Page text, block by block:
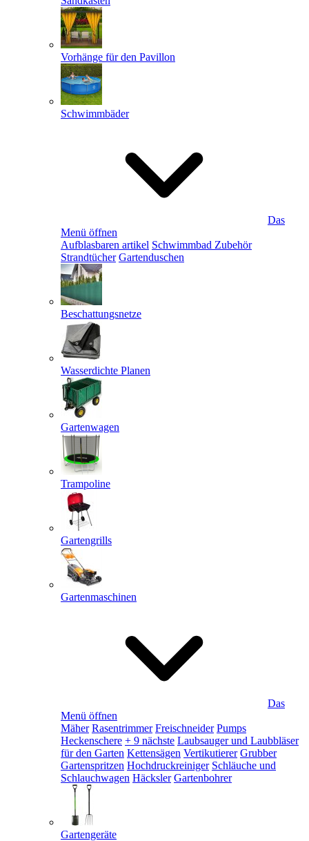
Vorhänge für den Pavillon
Schwimmbäder
Das
Menü öffnen
Aufblasbaren artikel Schwimmbad Zubehör
Strandtücher Gartenduschen
Beschattungsnetze
Wasserdichte Planen
Gartenwagen
Trampoline
Gartengrills
Gartenmaschinen
Das
Menü öffnen
Mäher Rasentrimmer Freischneider Pumps
Heckenschere + 9 nächste Laubsauger und Laubbläser
für den Garten Kettensägen Vertikutierer Grubber
Gartenspritzen Hochdruckreiniger Schläuche und
Schlauchwagen Häcksler Gartenbohrer
Gartengeräte